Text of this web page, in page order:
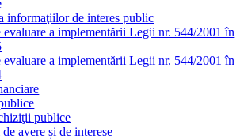
informaţiilor de interes public
evaluare a implementării Legii nr. 544/2001 în
evaluare a implementării Legii nr. 544/2001 în
publice
avere și de interese